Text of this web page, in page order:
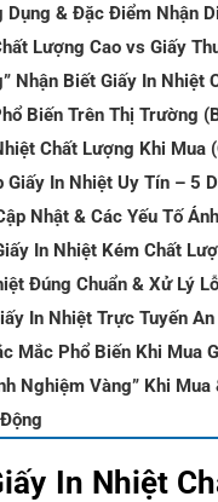
Dụng & Đặc Điểm Nhận
Lượng Cao vs Giấy
Nhận Biết Giấy In
Biến Trên Thị Trường
Chất Lượng Khi Mua
Giấy In Nhiệt Uy Tín – 5
Nhật & Các Yếu Tố
In Nhiệt Kém Chất
Đúng Chuẩn & Xử Lý
In Nhiệt Trực Tuyến An
Mắc Phổ Biến Khi Mua
Nghiệm Vàng” Khi Mua
In Nhiệt